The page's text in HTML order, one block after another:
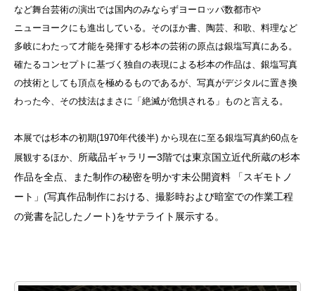
など舞台芸術の演出では国内のみならずヨーロッパ数都市や
ニューヨークにも進出している。そのほか書、陶芸、和歌、料理など
多岐にわたって才能を発揮する杉本の芸術の原点は銀塩写真にある。
確たるコンセプトに基づく独自の表現による杉本の作品は、銀塩写真
の技術としても頂点を極めるものであるが、写真がデジタルに置き換
わった今、その技法はまさに「絶滅が危惧される」ものと言える。
本展では杉本の初期(1970年代後半) から現在に至る銀塩写真約60点を
展観するほか、 所蔵品ギャラリー3階では東京国立近代所蔵の杉本
作品を全点、また制作の秘密を明かす未公開資料 「スギモトノ
ート」(写真作品制作における、撮影時および暗室での作業工程
の覚書を記したノート)をサテライト展示する。